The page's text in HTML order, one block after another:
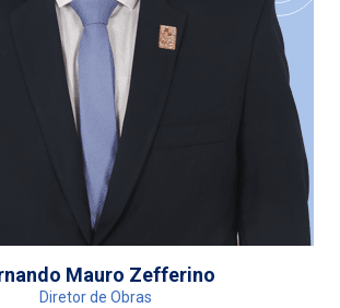
Mauro Zefferino
Diretor de Obras